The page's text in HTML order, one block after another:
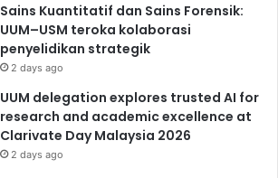
Sains Kuantitatif dan Sains Forensik:
UUM–USM teroka kolaborasi
penyelidikan strategik
2 days ago
UUM delegation explores trusted AI for
research and academic excellence at
Clarivate Day Malaysia 2026
2 days ago